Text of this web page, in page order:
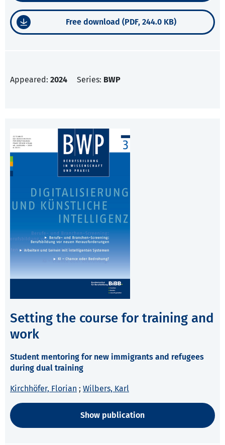
Free download (PDF, 244.0 KB)
Appeared: 2024 Series: BWP
Setting the course for training and
work
Student mentoring for new immigrants and refugees
during dual training
Kirchhöfer, Florian ; Wilbers, Karl
Show publication